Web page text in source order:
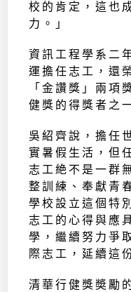
校的肯定，這也
力。」
資訊工程學系二
運擔任志工，還
「金讚獎」兩項
健獎的得獎者之
吳紹齊說，擔任
實暑假生活，但
志工絶不是一群
整訓練、奉獻青
學校設立這個特
志工的心得與應
學，繼續努力爭
際志工，延續這
清華行健獎奬勵